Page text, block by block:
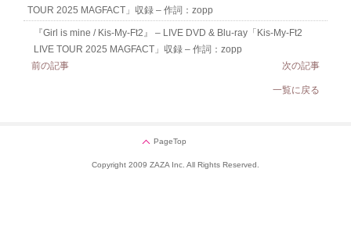
TOUR 2025 MAGFACT」収録 – 作詞：zopp
『Girl is mine / Kis-My-Ft2』 – LIVE DVD & Blu-ray「Kis-My-Ft2
LIVE TOUR 2025 MAGFACT」収録 – 作詞：zopp
前の記事
次の記事
一覧に戻る
PageTop
Copyright 2009 ZAZA Inc. All Rights Reserved.